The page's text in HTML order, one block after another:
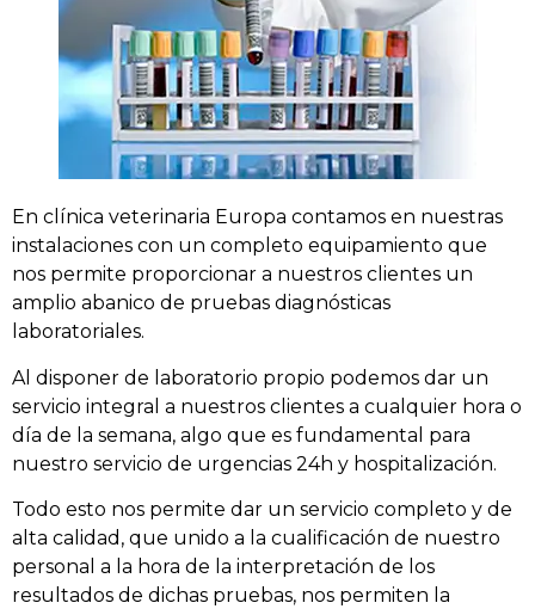
En clínica veterinaria Europa contamos en nuestras
instalaciones con un completo equipamiento que
nos permite proporcionar a nuestros clientes un
amplio abanico de pruebas diagnósticas
laboratoriales.
Al disponer de laboratorio propio podemos dar un
servicio integral a nuestros clientes a cualquier hora o
día de la semana, algo que es fundamental para
nuestro servicio de urgencias 24h y hospitalización.
Todo esto nos permite dar un servicio completo y de
alta calidad, que unido a la cualificación de nuestro
personal a la hora de la interpretación de los
resultados de dichas pruebas, nos permiten la